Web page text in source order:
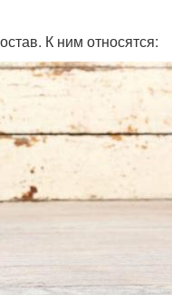
К ним относятся: